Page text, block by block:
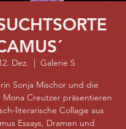
Dez.
  |
Galerie S
Sonja Mischor und die
Mona Creutzer präsentieren
literarische Collage aus
Essays, Dramen und